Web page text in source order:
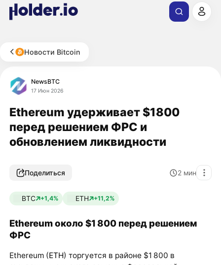
Новости Bitcoin
NewsBTC
17 Июн 2026
Ethereum удерживает $1800
перед решением ФРС и
обновлением ликвидности
Поделиться 2 мин
BTC +1,4% ETH +11,2%
Ethereum около $1 800 перед решением
ФРС
Ethereum (ETH) торгуется в районе $1 800 в